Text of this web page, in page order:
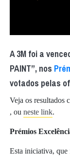
A 3M foi a
PAINT”, nos
votados pelas
Veja os resultados
, ou neste link.
Prémios
Esta iniciativa, que